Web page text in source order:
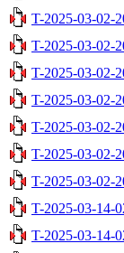
T-2025-03-02-
T-2025-03-02-
T-2025-03-02-
T-2025-03-02-
T-2025-03-02-
T-2025-03-02-
T-2025-03-02-
T-2025-03-14-
T-2025-03-14-